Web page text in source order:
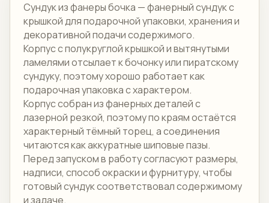
Сундук из фанеры бочка — фанерный сундук с
крышкой для подарочной упаковки, хранения и
декоративной подачи содержимого.
Корпус с полукруглой крышкой и вытянутыми
ламелями отсылает к бочонку или пиратскому
сундуку, поэтому хорошо работает как
подарочная упаковка с характером.
Корпус собран из фанерных деталей с
лазерной резкой, поэтому по краям остаётся
характерный тёмный торец, а соединения
читаются как аккуратные шиповые пазы.
Перед запуском в работу согласуют размеры,
надписи, способ окраски и фурнитуру, чтобы
готовый сундук соответствовал содержимому
и задаче.